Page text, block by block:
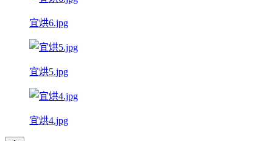
宜烘6.jpg
宜烘5.jpg
宜烘4.jpg